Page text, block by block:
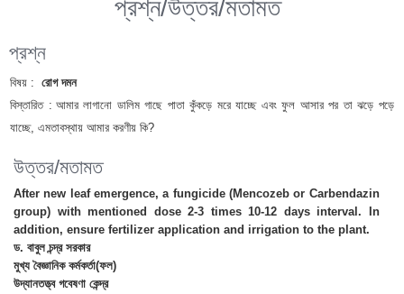
প্রশ্ন/উত্তর/মতামত
প্রশ্ন
বিষয় :
রোগ দমন
বিস্তারিত : আমার লাগানো ডালিম গাছে পাতা কুঁকড়ে মরে যাচ্ছে এবং ফুল আসার পর তা ঝড়ে পড়ে
যাচ্ছে, এমতাবস্থায় আমার করণীয় কি?
উত্তর/মতামত
After new leaf emergence, a fungicide (Mencozeb or Carbendazin
group) with mentioned dose 2-3 times 10-12 days interval. In
addition, ensure fertilizer application and irrigation to the plant.
ড. বাবুল চন্দ্র সরকার
মুখ্য বৈজ্ঞানিক কর্মকর্তা(ফল)
উদ্যানতত্ত্ব গবেষণা কেন্দ্র